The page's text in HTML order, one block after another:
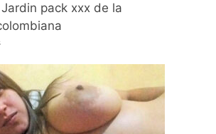
pack xxx de la